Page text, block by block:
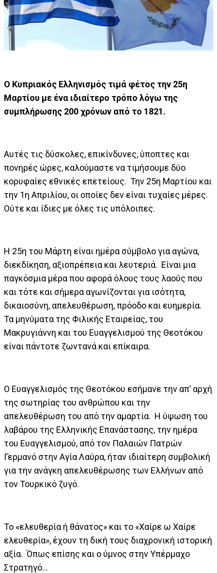
Ο Κυπριακός Ελληνισμός τιμά φέτος την 25η
Μαρτίου με ένα ιδιαίτερο τρόπο λόγω της
συμπλήρωσης 200 χρόνων από το 1821.
Αυτές τις δύσκολες, επικίνδυνες, ύποπτες και
πονηρές ώρες, καλούμαστε να τιμήσουμε δύο
κορυφαίες εθνικές επετείους. Την 25η Μαρτίου και
την 1η Απριλίου, οι οποίες δεν είναι τυχαίες μέρες.
Ούτε και ίδιες με όλες τις υπόλοιπες.
Η 25η του Μάρτη είναι ημέρα σύμβολο για αγώνα,
διεκδίκηση, αξιοπρέπεια και λευτεριά. Είναι μια
παγκόσμια μέρα που αφορά όλους τους λαούς που
και τότε και σήμερα αγωνίζονται για ισότητα,
δικαιοσύνη, απελευθέρωση, πρόοδο και ευημερία.
Τα μηνύματα της Φιλικής Εταιρείας, του
Μακρυγιάννη και του Ευαγγελισμού της Θεοτόκου
είναι πάντοτε ζωντανά και επίκαιρα.
Ο Ευαγγελισμός της Θεοτόκου εσήμανε την απ’ αρχή
της σωτηρίας του ανθρώπου και την
απελευθέρωση του από την αμαρτία. Η ύψωση του
λαβάρου της Ελληνικής Επανάστασης, την ημέρα
του Ευαγγελισμού, από τον Παλαιών Πατρών
Γερμανό στην Αγία Λαύρα, ήταν ιδιαίτερη συμβολική
για την ανάγκη απελευθέρωσης των Ελλήνων από
τον Τουρκικό ζυγό.
Το «ελευθερία ή θάνατος» και το «Χαίρε ω Χαίρε
ελευθερία», έχουν τη δική τους διαχρονική ιστορική
αξία. Όπως επίσης και ο ύμνος στην Υπέρμαχο
Στρατηγό…